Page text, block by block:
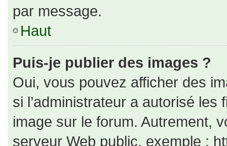
par message.
Haut
Puis-je publier des images ?
Oui, vous pouvez afficher des
si l’administrateur a autorisé
image sur le forum. Autrement,
serveur Web public, exemple :